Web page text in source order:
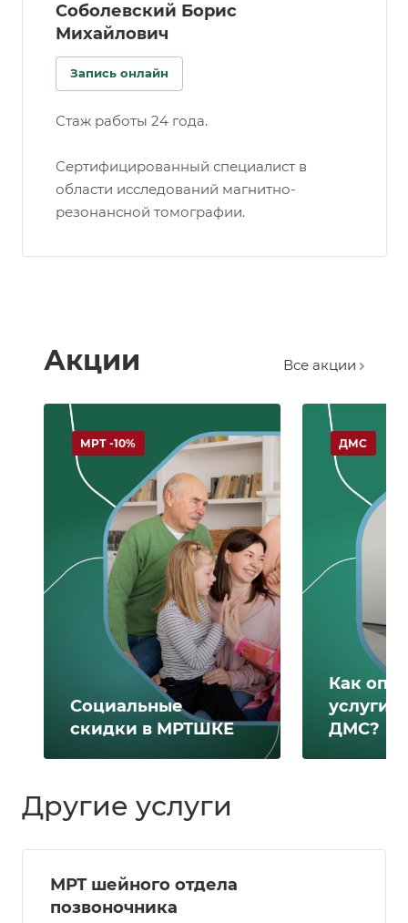
Соболевский Борис
Михайлович
Запись онлайн
Стаж работы 24 года.
Сертифицированный специалист в
области исследований магнитно-
резонансной томографии.
Акции Все акции
Социальные
скидки в МРТШКЕ
МРТ -10%
Как
услуги
ДМС?
ДМС
Другие услуги
МРТ шейного отдела
позвоночника